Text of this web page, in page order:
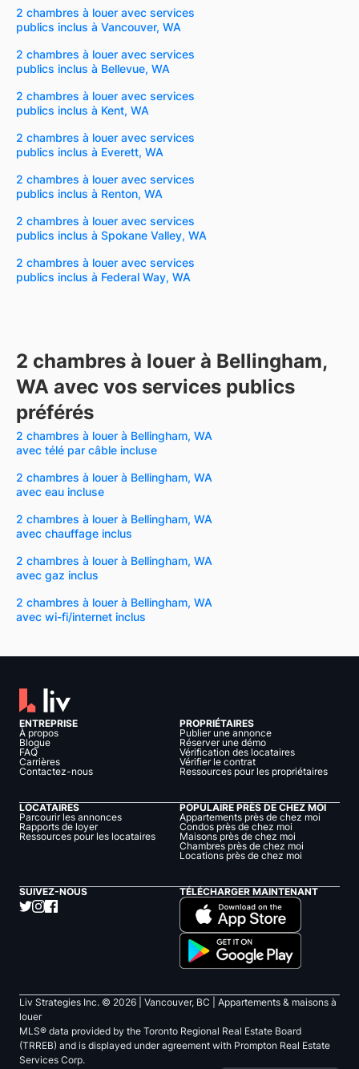
2 chambres à louer avec services
publics inclus à Vancouver, WA
2 chambres à louer avec services
publics inclus à Bellevue, WA
2 chambres à louer avec services
publics inclus à Kent, WA
2 chambres à louer avec services
publics inclus à Everett, WA
2 chambres à louer avec services
publics inclus à Renton, WA
2 chambres à louer avec services
publics inclus à Spokane Valley, WA
2 chambres à louer avec services
publics inclus à Federal Way, WA
2 chambres à louer à Bellingham,
WA avec vos services publics
préférés
2 chambres à louer à Bellingham, WA
avec télé par câble incluse
2 chambres à louer à Bellingham, WA
avec eau incluse
2 chambres à louer à Bellingham, WA
avec chauffage inclus
2 chambres à louer à Bellingham, WA
avec gaz inclus
2 chambres à louer à Bellingham, WA
avec wi-fi/internet inclus
ENTREPRISE
À propos
Blogue
FAQ
Carrières
Contactez-nous
PROPRIÉTAIRES
Publier une annonce
Réserver une démo
Vérification des locataires
Vérifier le contrat
Ressources pour les propriétaires
LOCATAIRES
Parcourir les annonces
Rapports de loyer
Ressources pour les locataires
POPULAIRE PRÈS DE CHEZ MOI
Appartements près de chez moi
Condos près de chez moi
Maisons près de chez moi
Chambres près de chez moi
Locations près de chez moi
SUIVEZ-NOUS TÉLÉCHARGER MAINTENANT
Liv Strategies Inc. © 2026 | Vancouver, BC |
Appartements & maisons à
louer
MLS® data provided by the Toronto Regional Real Estate Board
(TRREB) and is displayed under agreement with Prompton Real Estate
Services Corp.